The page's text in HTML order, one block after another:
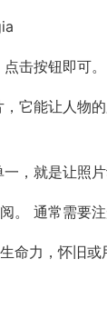
击按钮即可。
它能让人物
，就是让照片
。 通常需要
命力，怀旧或